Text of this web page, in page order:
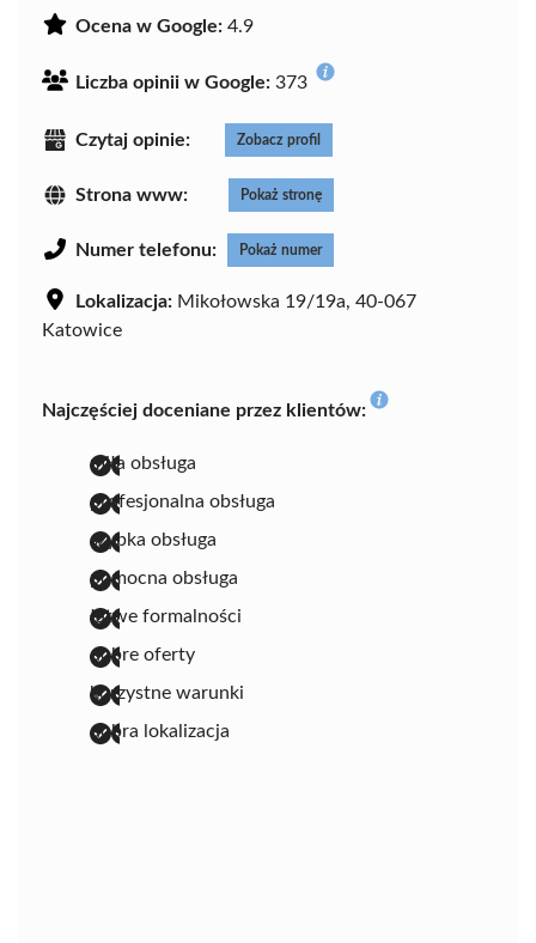
Ocena w Google: 4.9
Liczba opinii w Google: 373
Czytaj opinie: Zobacz profil
Strona www: Pokaż stronę
Numer telefonu: Pokaż numer
Lokalizacja: Mikołowska 19/19a, 40-067
Katowice
Najczęściej doceniane przez klientów:
miła obsługa
profesjonalna obsługa
szybka obsługa
pomocna obsługa
łatwe formalności
dobre oferty
korzystne warunki
dobra lokalizacja